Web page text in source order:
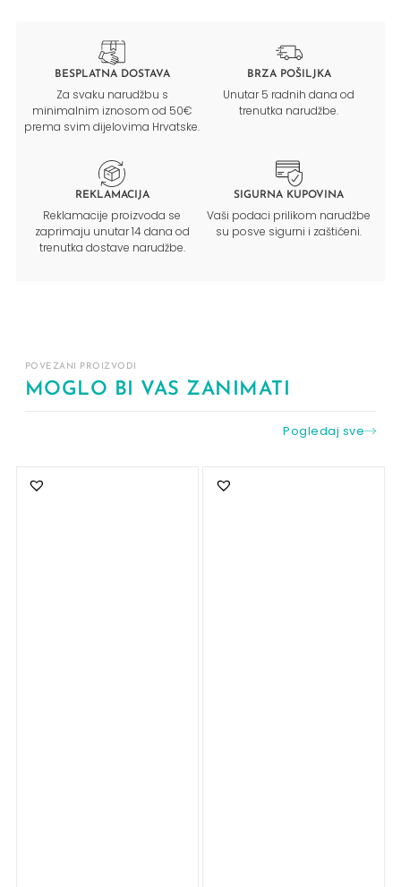
BESPLATNA DOSTAVA
Za svaku narudžbu s
minimalnim iznosom od 50€
prema svim dijelovima Hrvatske.
BRZA POŠILJKA
Unutar 5 radnih dana od
trenutka narudžbe.
REKLAMACIJA
Reklamacije proizvoda se
zaprimaju unutar 14 dana od
trenutka dostave narudžbe.
SIGURNA KUPOVINA
Vaši podaci prilikom narudžbe
su posve sigurni i zaštićeni.
POVEZANI PROIZVODI
MOGLO BI VAS ZANIMATI
Pogledaj sve